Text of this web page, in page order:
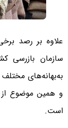
علاوه بر رصد
سازمان
به‌بهانه‌های مختلف
و همین موضوع از
است.